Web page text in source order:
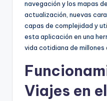
navegación y los mapas
actualización, nuevas
capas de complejidad y
esta aplicación en una
vida cotidiana de millones
Viajes en